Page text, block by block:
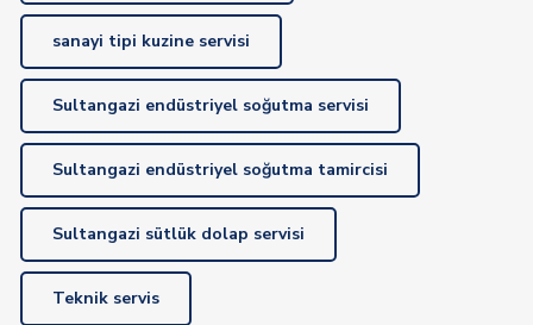
sanayi tipi kuzine servisi
Sultangazi endüstriyel soğutma servisi
Sultangazi endüstriyel soğutma tamircisi
Sultangazi sütlük dolap servisi
Teknik servis